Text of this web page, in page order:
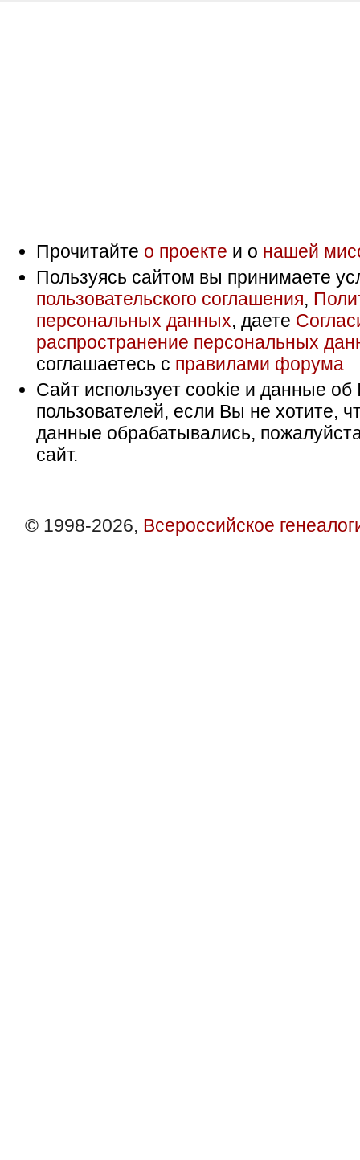
Прочитайте о проекте и о нашей
Пользуясь сайтом вы принимаете
пользовательского соглашения,
персональных данных, даете
распространение персональных
соглашаетесь с правилами форума
Сайт использует cookie и данные об
пользователей, если Вы не хотите,
данные обрабатывались,
сайт.
© 1998-2026, Всероссийское